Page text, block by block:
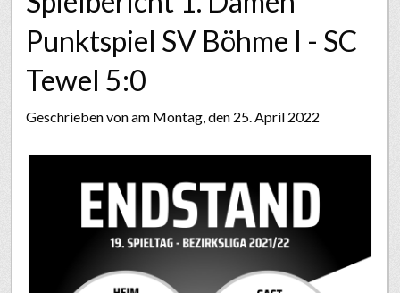
Punktspiel SV Böhme I - SC
Tewel 5:0
Geschrieben vonam Montag, den 25. April 2022